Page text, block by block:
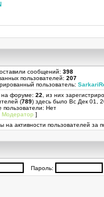
сообщений: 398
пользователей: 207
пользователь:
на форуме: 22 , из них
(789) здесь было Вс Дек 01,
пользователи: Нет
Модератор ]
на активности пользователей за
Пароль: